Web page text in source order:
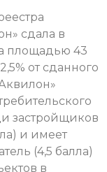
сдала в
площадью 43
от сданного
застройщиков
и имеет
(4,5 балла)
в